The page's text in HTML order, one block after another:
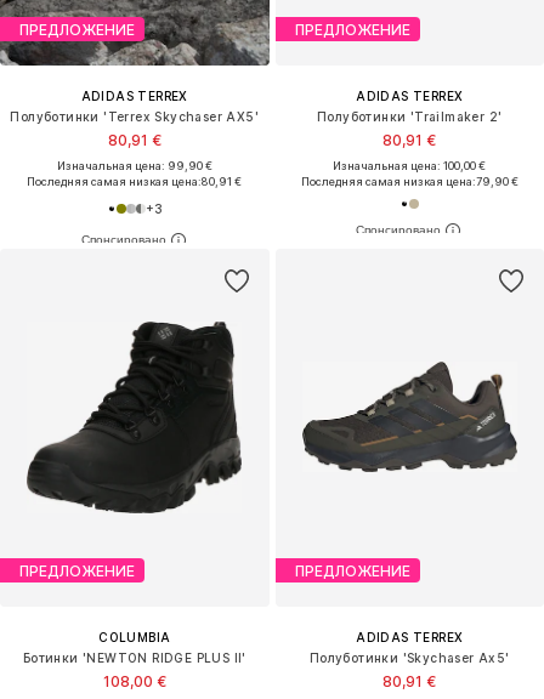
ПРЕДЛОЖЕНИЕ
ADIDAS TERREX
Полуботинки 'Terrex Skychaser AX5'
80,91 €
Изначальная цена: 99,90 €
Последняя самая низкая цена:80,91 €
+3
ПРЕДЛОЖЕНИЕ
ADIDAS TERREX
Полуботинки 'Trailmaker 2'
80,91 €
Изначальная цена: 100,00 €
Последняя самая низкая цена:79,90 €
ПРЕДЛОЖЕНИЕ
COLUMBIA
Ботинки 'NEWTON RIDGE PLUS II'
108,00 €
ПРЕДЛОЖЕНИЕ
ADIDAS TERREX
Полуботинки 'Skychaser Ax5'
80,91 €